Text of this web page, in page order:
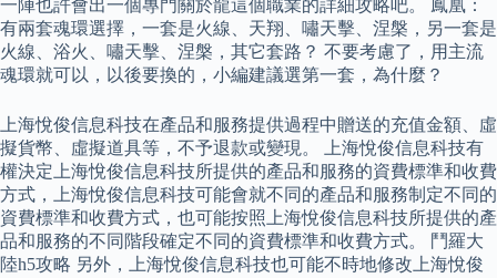
一陣也許會出一個專門關於龍這個職業的詳細攻略吧。 鳳凰：
有兩套魂環選擇，一套是火線、天翔、嘯天擊、涅槃，另一套是
火線、浴火、嘯天擊、涅槃，其它套路？ 不要考慮了，用主流
魂環就可以，以後要換的，小編建議選第一套，為什麼？
上海悅俊信息科技在產品和服務提供過程中贈送的充值金額、虛
擬貨幣、虛擬道具等，不予退款或變現。 上海悅俊信息科技有
權決定上海悅俊信息科技所提供的產品和服務的資費標準和收費
方式，上海悅俊信息科技可能會就不同的產品和服務制定不同的
資費標準和收費方式，也可能按照上海悅俊信息科技所提供的產
品和服務的不同階段確定不同的資費標準和收費方式。 鬥羅大
陸h5攻略 另外，上海悅俊信息科技也可能不時地修改上海悅俊